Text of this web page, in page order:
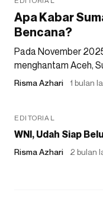
Apa Kabar
Bencana?
Pada November
menghantam Aceh,
Risma Azhari 1 bulan
EDITORIAL
WNI, Udah Siap
Risma Azhari 2 bulan